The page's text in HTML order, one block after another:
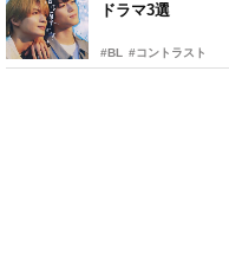
ドラマ3選
#BL #コントラスト